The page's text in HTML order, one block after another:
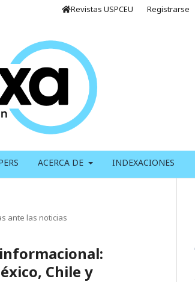
ACERCA DE INDEXACIONES
Revistas USPCEU Registrarse
ante las noticias
Chile y